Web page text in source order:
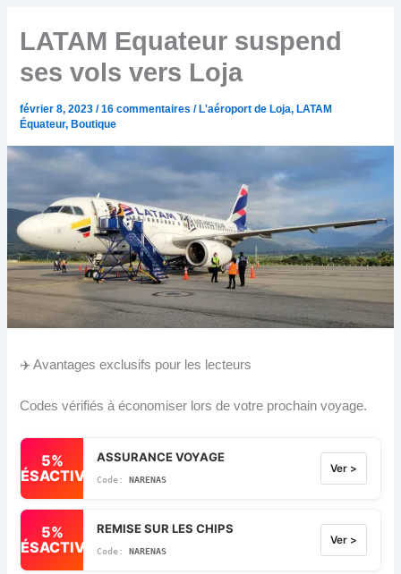
LATAM Equateur suspend
ses vols vers Loja
février 8, 2023/16 commentaires / L'aéroport de Loja, LATAM
Équateur, Boutique
✈️ Avantages exclusifs pour les lecteurs
Codes vérifiés à économiser lors de votre prochain voyage.
5%
DÉSACTIVÉ
ASSURANCE VOYAGE
NARENAS
Ver >
5%
DÉSACTIVÉ
REMISE SUR LES CHIPS
NARENAS
Ver >